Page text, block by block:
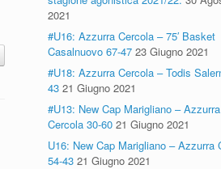
2021
#U16: Azzurra Cercola – 75′ Basket
Casalnuovo 67-47 23 Giugno 2021
#U18: Azzurra Cercola – Todis
43 21 Giugno 2021
#U13: New Cap Marigliano – Azzurra
Cercola 30-60 21 Giugno 2021
U16: New Cap Marigliano – Azzurra
54-43 21 Giugno 2021